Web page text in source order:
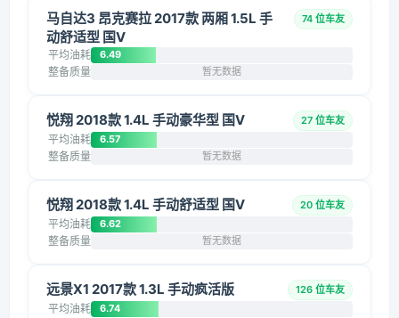
马自达3 昂克赛拉 2017款 两厢 1.5L 手
动舒适型 国V
74 位车友
平均油耗 6.49
整备质量 暂无数据
悦翔 2018款 1.4L 手动豪华型 国V 27 位车友
平均油耗 6.57
整备质量 暂无数据
悦翔 2018款 1.4L 手动舒适型 国V 20 位车友
平均油耗 6.62
整备质量 暂无数据
远景X1 2017款 1.3L 手动疯活版 126 位车友
平均油耗 6.74